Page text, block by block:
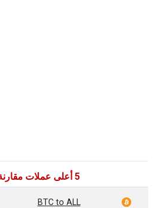
5 أعلى عملات مقارنة بـ ALL
BTC to ALL